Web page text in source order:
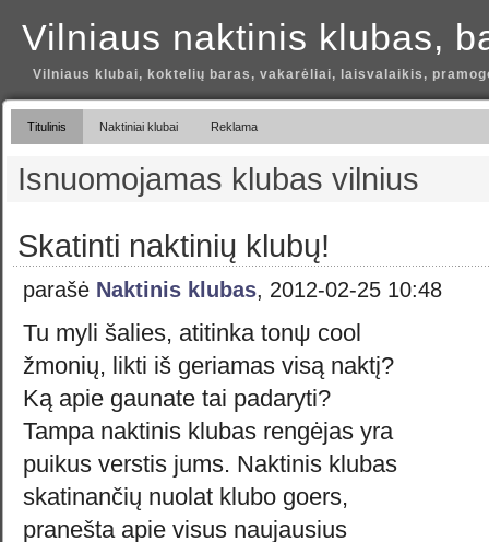
Vilniaus naktinis klubas,
Vilniaus klubai, koktelių baras, vakarėliai, laisvalaikis,
Titulinis Naktiniai klubai Reklama
Isnuomojamas klubas vilnius
Skatinti naktinių klubų!
parašė Naktinis klubas, 2012-02-25 10:48
Tu myli šalies, atitinka tonψ cool
žmonių, likti iš geriamas visą naktį?
Ką apie gaunate tai padaryti?
Tampa naktinis klubas rengėjas yra
puikus verstis jums. Naktinis klubas
skatinančių nuolat klubo goers,
pranešta apie visus naujausius